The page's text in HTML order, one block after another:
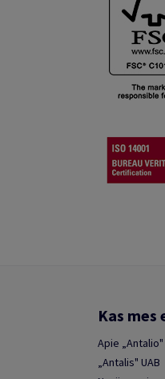
Kas mes
Apie
„Antalis" UAB